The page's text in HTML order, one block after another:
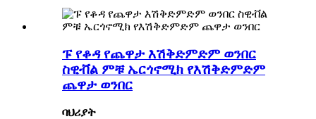
ፑ የቆዳ የጨዋታ እሽቅድምድም ወንበር
ስዊቭል ምቹ ኤርጎኖሚክ የእሽቅድምድም
ጨዋታ ወንበር
ባህሪያት